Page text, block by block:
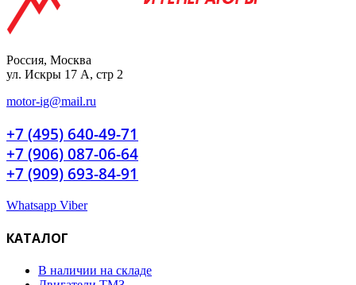
Россия, Москва
ул. Искры 17 А, стр 2
motor-ig@mail.ru
+7 (495) 640-49-71
+7 (906) 087-06-64
+7 (909) 693-84-91
Whatsapp Viber
КАТАЛОГ
В наличии на складе